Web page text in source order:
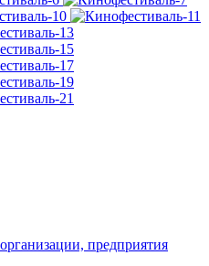
предприятия